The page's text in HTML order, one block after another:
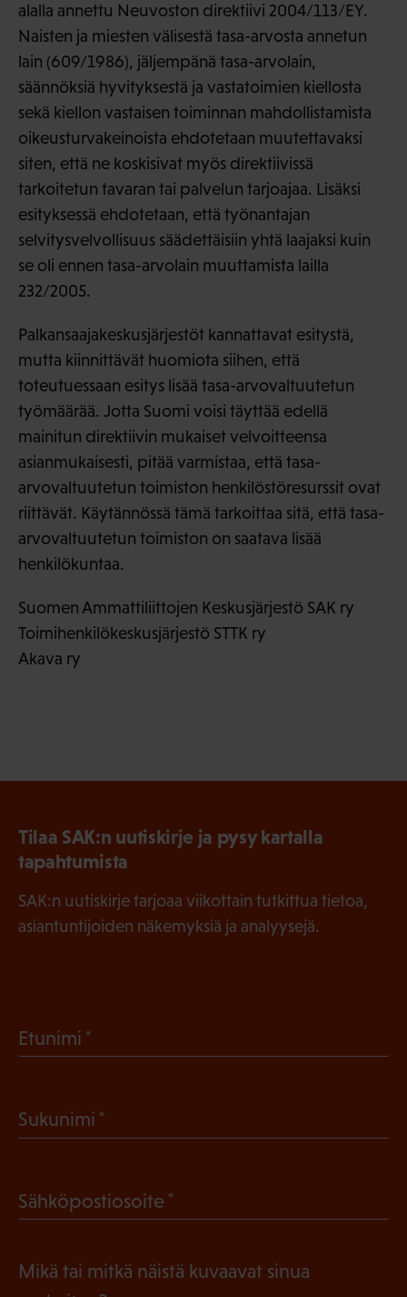
alalla annettu Neuvoston direktiivi 2004/113/EY.
Naisten ja miesten välisestä tasa-arvosta annetun
lain (609/1986), jäljempänä tasa-arvolain,
säännöksiä hyvityksestä ja vastatoimien kiellosta
sekä kiellon vastaisen toiminnan mahdollistamista
oikeusturvakeinoista ehdotetaan muutettavaksi
siten, että ne koskisivat myös direktiivissä
tarkoitetun tavaran tai palvelun tarjoajaa. Lisäksi
esityksessä ehdotetaan, että työnantajan
selvitysvelvollisuus säädettäisiin yhtä laajaksi kuin
se oli ennen tasa-arvolain muuttamista lailla
232/2005.
Palkansaajakeskusjärjestöt kannattavat esitystä,
mutta kiinnittävät huomiota siihen, että
toteutuessaan esitys lisää tasa-arvovaltuutetun
työmäärää. Jotta Suomi voisi täyttää edellä
mainitun direktiivin mukaiset velvoitteensa
asianmukaisesti, pitää varmistaa, että tasa-
arvovaltuutetun toimiston henkilöstöresurssit ovat
riittävät. Käytännössä tämä tarkoittaa sitä, että tasa-
arvovaltuutetun toimiston on saatava lisää
henkilökuntaa.
Suomen Ammattiliittojen Keskusjärjestö SAK ry
Toimihenkilökeskusjärjestö STTK ry
Akava ry
Tilaa SAK:n uutiskirje ja pysy kartalla
tapahtumista
SAK:n uutiskirje tarjoaa viikottain tutkittua tietoa,
asiantuntijoiden näkemyksiä ja analyysejä.
Etunimi
l
n
Sukunimi
P
k
l
Sähköpostiosoite
Mikä tai mitkä näistä kuvaavat sinua